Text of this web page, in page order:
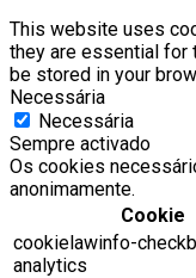
This website uses
they are essential for
be stored in your
Necessária
Necessária
Sempre activado
Os cookies
anonimamente.
Cookie
cookielawinfo-
analytics